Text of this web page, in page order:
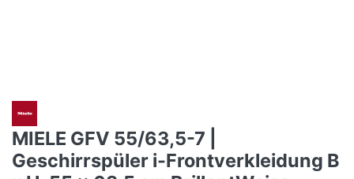
MIELE GFV 55/63,5-7 |
Geschirrspüler i-Frontverkleidung B